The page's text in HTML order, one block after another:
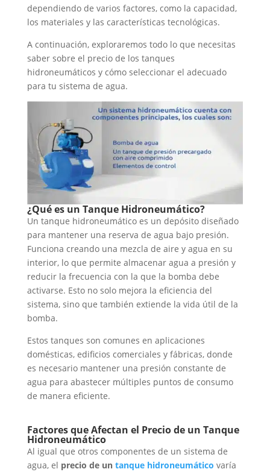
dependiendo de varios factores, como la capacidad,
los materiales y las características tecnológicas.
A continuación, exploraremos todo lo que necesitas
saber sobre el precio de los tanques
hidroneumáticos y cómo seleccionar el adecuado
para tu sistema de agua.
¿Qué es un Tanque Hidroneumático?
Un tanque hidroneumático es un depósito diseñado
para mantener una reserva de agua bajo presión.
Funciona creando una mezcla de aire y agua en su
interior, lo que permite almacenar agua a presión y
reducir la frecuencia con la que la bomba debe
activarse. Esto no solo mejora la eficiencia del
sistema, sino que también extiende la vida útil de la
bomba.
Estos tanques son comunes en aplicaciones
domésticas, edificios comerciales y fábricas, donde
es necesario mantener una presión constante de
agua para abastecer múltiples puntos de consumo
de manera eficiente.
Factores que Afectan el Precio de un Tanque
Hidroneumático
Al igual que otros componentes de un sistema de
agua, el precio de un tanque hidroneumático varía